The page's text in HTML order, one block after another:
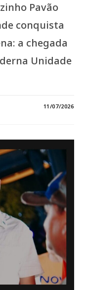
Pavão
conquista
a chegada
Unidade
11/07/2026